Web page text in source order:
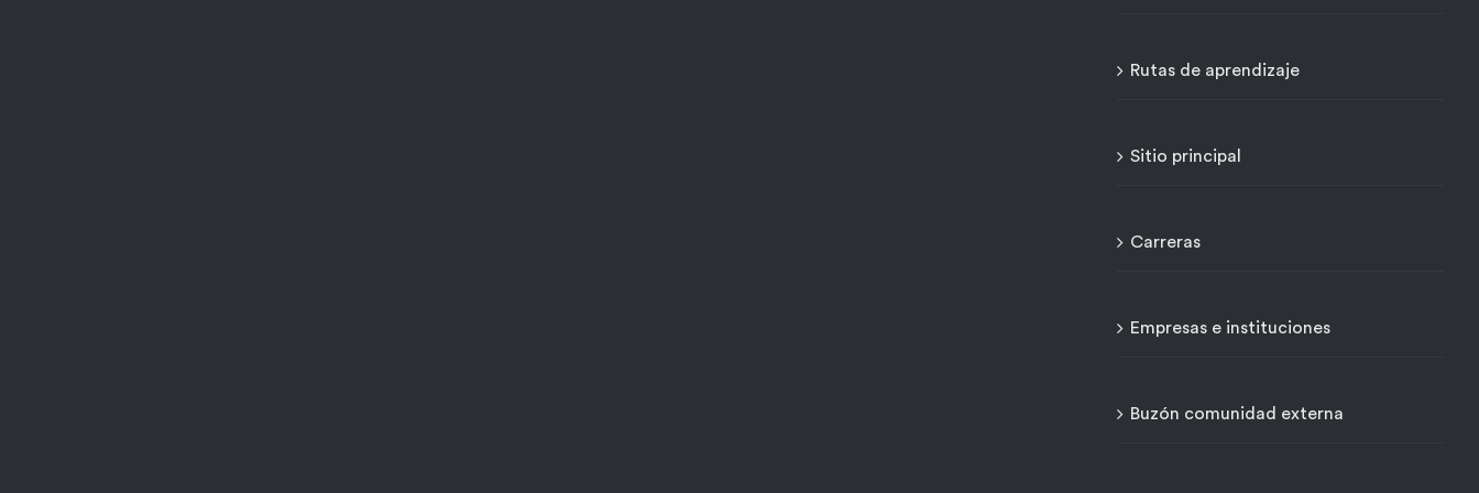
Rutas de aprendizaje
Sitio principal
Carreras
Empresas e instituciones
Buzón comunidad externa